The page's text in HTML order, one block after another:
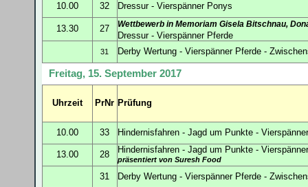
10.00 32 Dressur - Vierspänner Ponys
13.30 27 Wettbewerb in Memoriam Gisela Bitschnau,
Dressur - Vierspänner Pferde
31 Derby Wertung - Vierspänner Pferde -
Freitag, 15. September 2017
Uhrzeit PrNr Prüfung
10.00 33 Hindernisfahren - Jagd um Punkte -
13.00 28 Hindernisfahren - Jagd um Punkte -
präsentiert von Suresh Food
31 Derby Wertung - Vierspänner Pferde -